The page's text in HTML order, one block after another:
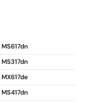
MS617dn
MS317dn
MX617de
MS417dn